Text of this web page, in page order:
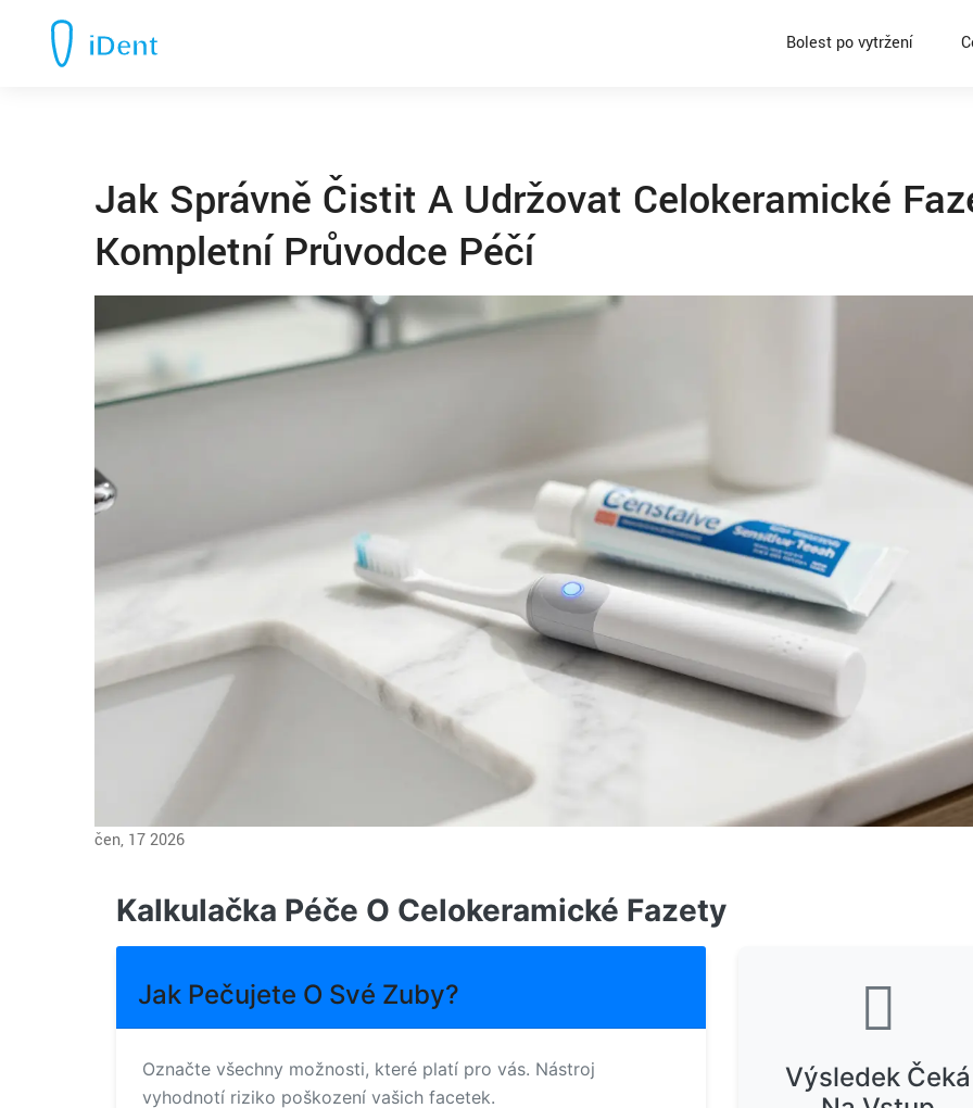
Bolest po vytržení
Jak Správně Čistit A Udržovat Celokeramické
Kompletní Průvodce Péčí
čen, 17 2026
Kalkulačka Péče O Celokeramické Fazety
Jak Pečujete O Své Zuby?
Označte všechny možnosti, které platí pro vás. Nástroj
vyhodnotí riziko poškození vašich facetek.
Výsledek Čeká